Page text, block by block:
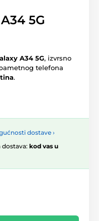
5G
A34 5G, izvrsno
telefona
.
dostave ›
dostava: kod vas u